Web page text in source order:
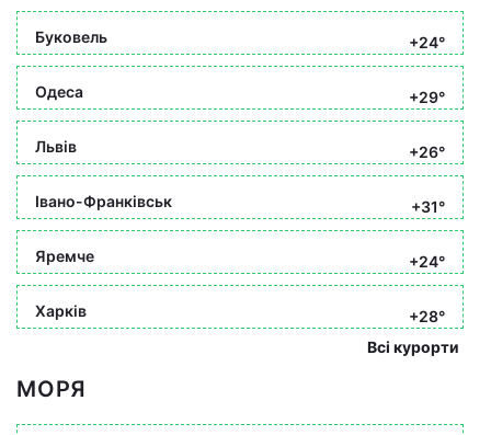
Буковель +24°
Одеса +29°
Львів +26°
Івано-Франківськ +31°
Яремче +24°
Харків
+28°
Всі курорти
МОРЯ